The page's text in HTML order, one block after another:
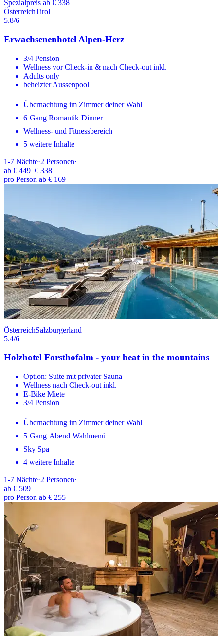
Spezialpreis ab € 338
ÖsterreichTirol
5.8/6
Erwachsenenhotel Alpen-Herz
3/4 Pension
Wellness vor Check-in & nach Check-out inkl.
Adults only
beheizter Aussenpool
Übernachtung im Zimmer deiner Wahl
6-Gang Romantik-Dinner
Wellness- und Fitnessbereich
5 weitere Inhalte
1-7 Nächte·2 Personen·
ab € 449 € 338
pro Person ab € 169
ÖsterreichSalzburgerland
5.4/6
Holzhotel Forsthofalm - your beat in the mountains
Option: Suite mit privater Sauna
Wellness nach Check-out inkl.
E-Bike Miete
3/4 Pension
Übernachtung im Zimmer deiner Wahl
5-Gang-Abend-Wahlmenü
Sky Spa
4 weitere Inhalte
1-7 Nächte·2 Personen·
ab € 509
pro Person ab € 255